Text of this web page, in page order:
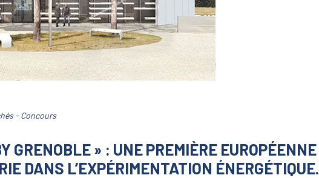
- Concours
GRENOBLE » : UNE PREMIÈRE EUROPÉENNE
DANS L’EXPÉRIMENTATION ÉNERGÉTIQUE.